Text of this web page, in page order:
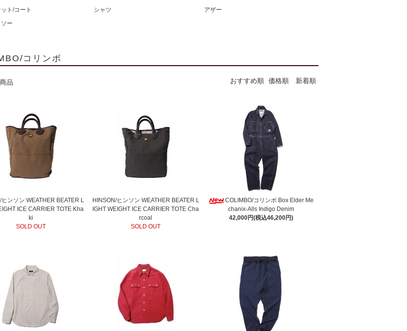
ト/コート
シャツ
アザー
ー
コリンボ
商品 おすすめ順 価格順 新着順
ヒンソン WEATHER BEATER L
ICE CARRIER TOTE Kha
ki
SOLD OUT
HINSON/ヒンソン WEATHER BEATER L
IGHT WEIGHT ICE CARRIER TOTE Cha
rcoal
SOLD OUT
COLIMBO/コリンボ Box Elder Me
chanix-Alls Indigo Denim
42,000円(税込46,200円)